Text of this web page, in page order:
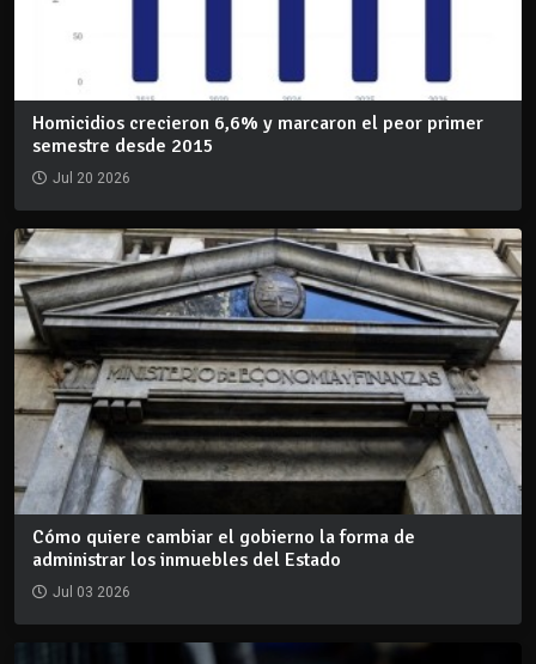
Homicidios crecieron 6,6% y marcaron el peor primer
semestre desde 2015
Jul 20 2026
Cómo quiere cambiar el gobierno la forma de
administrar los inmuebles del Estado
Jul 03 2026